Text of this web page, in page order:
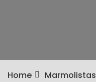
Home Marmolistas